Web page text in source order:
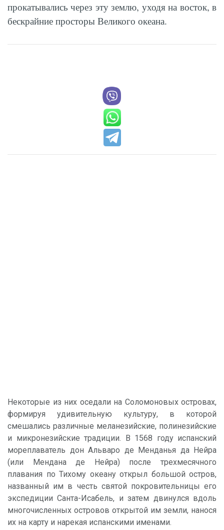
прокатывались через эту землю, уходя на восток, в
бескрайние просторы Великого океана.
Некоторые из них оседали на Соломоновых островах,
формируя удивительную культуру, в которой
смешались различные меланезийские, полинезийские
и микронезийские традиции. В 1568 году испанский
мореплаватель дон Альваро де Менданья да Нейра
(или Мендана де Нейра) после трехмесячного
плавания по Тихому океану открыл большой остров,
названный им в честь святой покровительницы его
экспедиции Санта-Исабель, и затем двинулся вдоль
многочисленных островов открытой им земли, нанося
их на карту и нарекая испанскими именами.